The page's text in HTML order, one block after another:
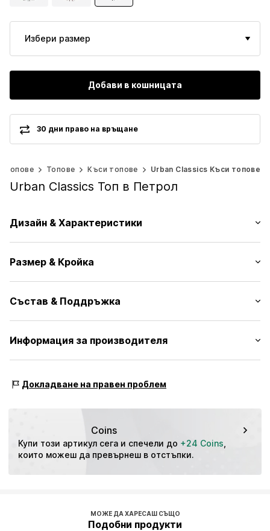
Избери размер
Добави в кошницата
30 дни право на връщане
топове Топове Къси топове Urban Classics Къси топове
Urban Classics Топ в Петрол
Дизайн & Характеристики
Жарсе
През врата
№ на артикул
Размер & Кройка
Дължина: Къса кройка
Кройка: Оформяща фигурата кройка
Таблица с размери
Състав & Поддръжка
Материал: 77% Полиестер - PES, 19% Вискоза, 4%
Информация за производителя
64372 Ober-Ramstadt
Докладване на правен проблем
Coins
Купи този артикул сега и спечели до +24 Coins
които можеш да превърнеш в отстъпки.
МОЖЕ ДА ХАРЕСАШ СЪЩО
Подобни продукти